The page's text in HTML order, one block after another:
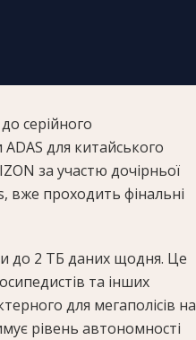
серійного
для китайського
за участю дочірньої
вже проходить фінальні
до 2 ТБ даних щодня. Це
та інших
для мегаполісів на
рівень автономності